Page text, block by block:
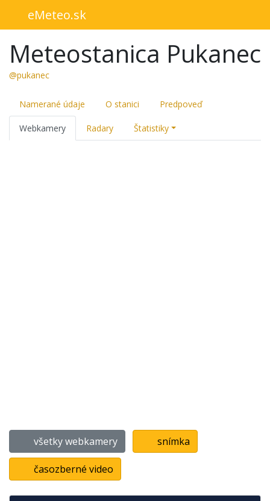
eMeteo.sk
Meteostanica Pukanec
@pukanec
Namerané údaje O stanici Predpoveď
Webkamery Radary Štatistiky
všetky webkamery snímka
časozberné video